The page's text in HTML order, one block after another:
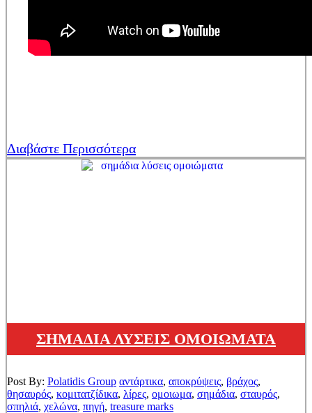
Διαβάστε Περισσότερα
ΣΗΜΑΔΙΑ ΛΥΣΕΙΣ ΟΜΟΙΩΜΑΤΑ
Post By: Polatidis Group αντάρτικα, αποκρύψεις, βράχος,
θησαυρός, κομιτατζίδικα, λίρες, ομοιωμα, σημάδια, σταυρός,
σπηλιά, χελώνα, πηγή, treasure marks